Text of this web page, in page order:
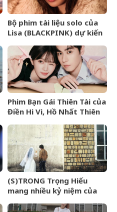
Bộ phim tài liệu solo của
Lisa (BLACKPINK) dự kiến
TIFF 2026
Phim Bạn Gái Thiên Tài của
Điền Hi Vi, Hồ Nhất Thiên
kịch bản phi lý
(S)TRONG Trọng Hiếu
mang nhiều kỷ niệm của